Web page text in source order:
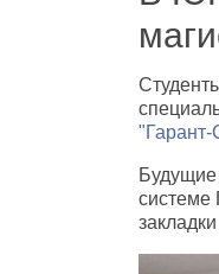
"Гарант-
системе